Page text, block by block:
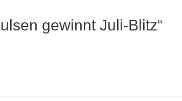
gewinnt Juli-Blitz“